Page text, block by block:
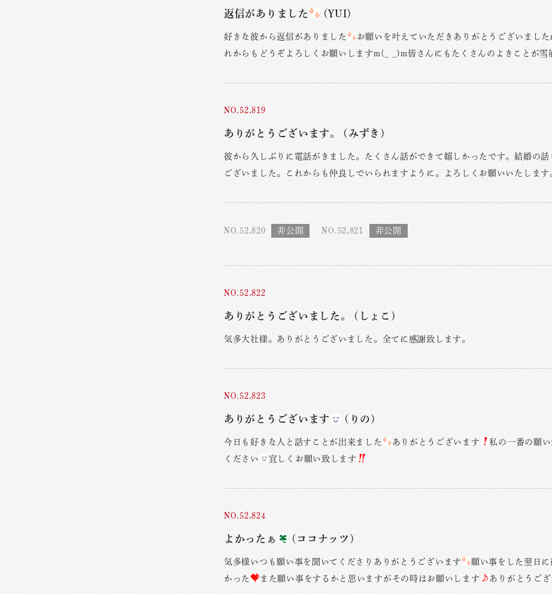
返信がありました (YUI)
好きな彼から返信がありました
お願いを叶えていただきありがとうございまし
れからもどうぞよろしくお願いしますm(_ _)m皆さんにもたくさんのよきことが雪
NO.52,819
ありがとうございます。 (みずき)
彼から久しぶりに電話がきました。たくさん話ができて嬉しかったです。結婚の
ございました。これからも仲良しでいられますように。よろしくお願いいたしま
NO.52,820 NO.52,821
NO.52,822
ありがとうございました。 (しょこ)
気多大社様。ありがとうございました。全てに感謝致します。
NO.52,823
ありがとうございます (りの)
今日も好きな人と話すことが出来ました ありがとうございます 私の一番の願
ください
宜しくお願い致します
NO.52,824
よかったぁ (ココナッツ)
気多様いつも願い事を聞いてくださりありがとうございます 願い事をした翌日
かった
また願い事をするかと思いますがその時はお願いします ありがとうご